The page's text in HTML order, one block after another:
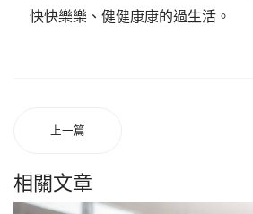
快快樂樂、健健康康的過生活。
上一篇
相關文章